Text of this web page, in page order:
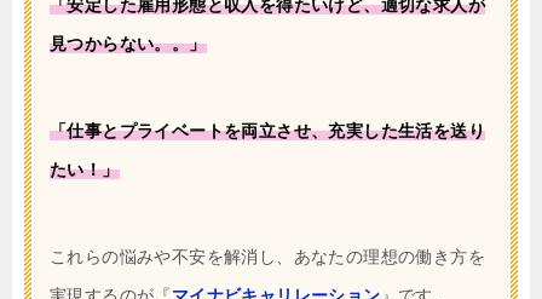
「安定した雇用形態と収入を得たいけど、適切な求人が
見つからない。。」
「仕事とプライベートを両立させ、充実した生活を送り
たい！」
これらの悩みや不安を解消し、あなたの理想の働き方を